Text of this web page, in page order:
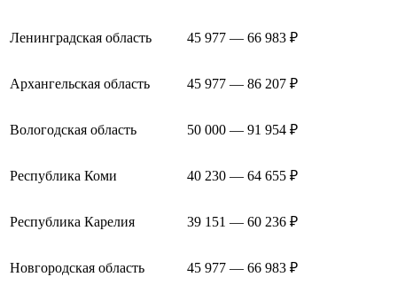
Ленинградская область 45 977 — 66 983 ₽
Архангельская область 45 977 — 86 207 ₽
Вологодская область 50 000 — 91 954 ₽
Республика Коми 40 230 — 64 655 ₽
Республика Карелия 39 151 — 60 236 ₽
Новгородская область 45 977 — 66 983 ₽